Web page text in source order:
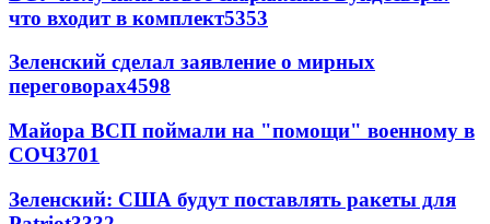
что входит в комплект5353
Зеленский сделал заявление о мирных
переговорах4598
Майора ВСП поймали на "помощи" военному в
СОЧ3701
Зеленский: США будут поставлять ракеты для